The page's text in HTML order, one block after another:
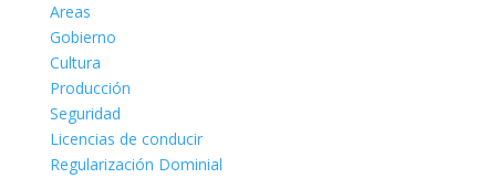
Areas
Gobierno
Cultura
Producción
Seguridad
Licencias de conducir
Regularización Dominial